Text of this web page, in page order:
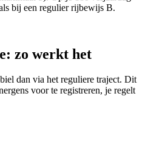
bij een regulier rijbewijs B.
zo werkt het
dan via het reguliere traject. Dit
voor te registreren, je regelt